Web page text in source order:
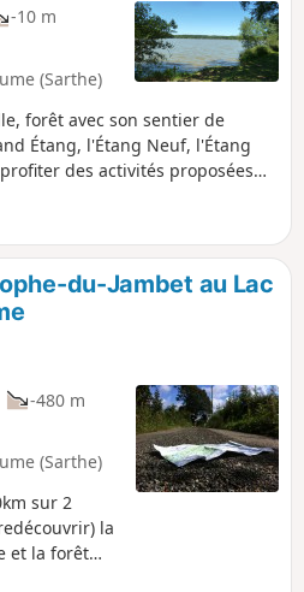
-10 m
(Sarthe)
forêt avec son sentier de
Étang, l'Étang Neuf, l'Étang
des activités proposées
du-Jambet au Lac
-480 m
(Sarthe)
sur 2
la
et la forêt